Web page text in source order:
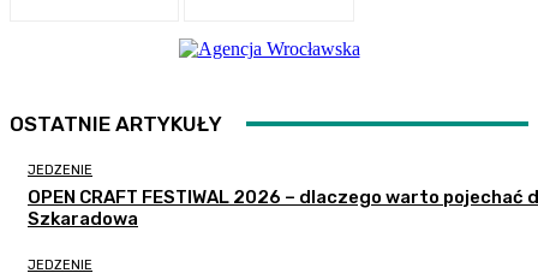
OSTATNIE ARTYKUŁY
JEDZENIE
OPEN CRAFT FESTIWAL 2026 – dlaczego warto pojechać
Szkaradowa
JEDZENIE